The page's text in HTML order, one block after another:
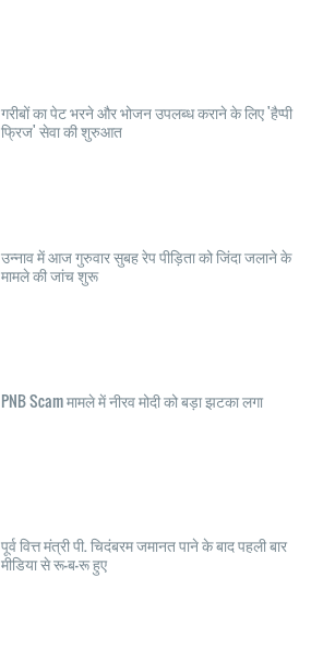
गरीबों का पेट भरने और भोजन उपलब्ध कराने के लिए 'हैप्पी
फ्रिज' सेवा की शुरुआत
उन्नाव में आज गुरुवार सुबह रेप पीड़िता को जिंदा जलाने के
मामले की जांच शुरू
PNB Scam मामले में नीरव मोदी को बड़ा झटका लगा
पूर्व वित्त मंत्री पी. चिदंबरम जमानत पाने के बाद पहली बार
मीडिया से रू-ब-रू हुए